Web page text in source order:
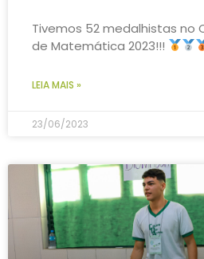
Tivemos 52 medalhistas no
de Matemática 2023!!!
LEIA MAIS »
23/06/2023